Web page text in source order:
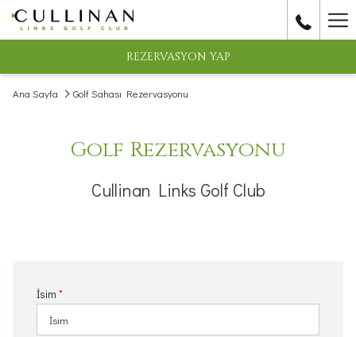
(Yeni
sekmede
REZERVASYON YAP
Ana Sayfa Golf Sahası Rezervasyonu
Golf Rezervasyonu
Cullinan Links Golf Club
İsim *